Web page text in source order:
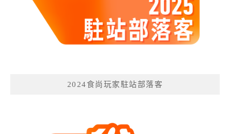
2024食尚玩家駐站部落客